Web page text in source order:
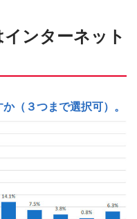
ンターネット
（３つまで選択可）。